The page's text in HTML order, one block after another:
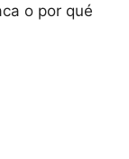
o por qué